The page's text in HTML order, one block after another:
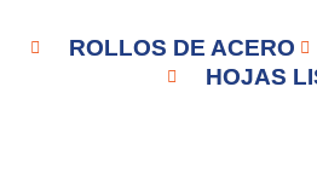
ROLLOS DE ACERO
HOJAS